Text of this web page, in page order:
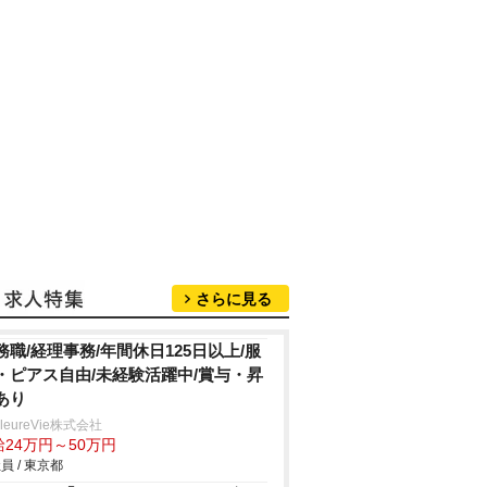
さらに見る
職/経理事務/年間休日125日以上/服
ピアス自由/未経験活躍中/賞与・昇
り
株式会社
24万円～50万円
/ 東京都